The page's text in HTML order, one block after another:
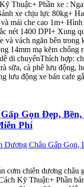
Thuật:+ Phần xe :
xe chịu lực 80kg+
mái che cao 1m+ Hình
nét 1400 DPI+ Xung
và vách ngăn bên
14mm mạ kẽm chống
di chuyểnThích hợp:
sữa, cà phê lưu động,
lưu động xe bán cafe
Gọn Đẹp,
Phí
cơm chiên dương châu
Kỹ Thuật:+ Phần